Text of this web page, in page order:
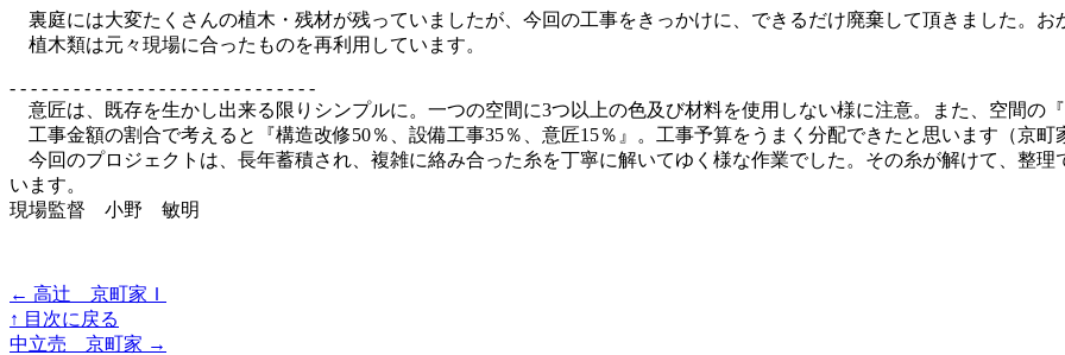
裏庭には大変たくさんの植木・残材が残っていましたが、今回の工事をきっかけに、できるだけ廃棄して頂きました。
植木類は元々現場に合ったものを再利用しています。
- - - - - - - - - - - - - - - - - - - - - - - - - - - - -
意匠は、既存を生かし出来る限りシンプルに。一つの空間に3つ以上の色及び材料を使用しない様に注意。また、空間の
工事金額の割合で考えると『構造改修50％、設備工事35％、意匠15％』。工事予算をうまく分配できたと思います（京
今回のプロジェクトは、長年蓄積され、複雑に絡み合った糸を丁寧に解いてゆく様な作業でした。その糸が解けて、整
います。
現場監督 小野 敏明
← 高辻 京町家Ｉ
↑ 目次に戻る
中立売 京町家 →